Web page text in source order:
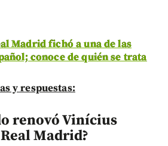
Madrid fichó a una de las
conoce de quién se trata
y respuestas:
renovó Vinícius
Madrid?